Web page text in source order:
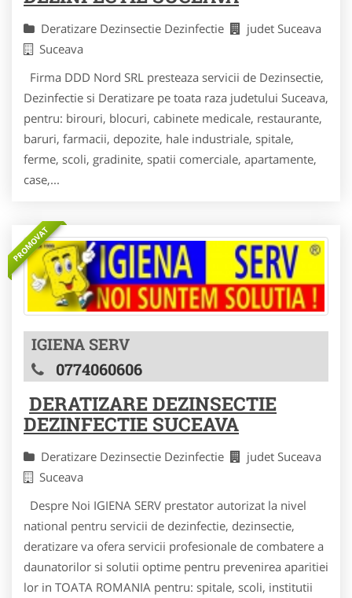
Deratizare Dezinsectie Dezinfectie
judet Suceava
Suceava
Firma DDD Nord SRL presteaza servicii de Dezinsectie,
Dezinfectie si Deratizare pe toata raza judetului Suceava,
pentru: birouri, blocuri, cabinete medicale, restaurante,
baruri, farmacii, depozite, hale industriale, spitale,
ferme, scoli, gradinite, spatii comerciale, apartamente,
case,...
PROMOVAT
IGIENA SERV
0774060606
DERATIZARE DEZINSECTIE
DEZINFECTIE SUCEAVA
Deratizare Dezinsectie Dezinfectie
judet Suceava
Suceava
Despre Noi IGIENA SERV prestator autorizat la nivel
national pentru servicii de dezinfectie, dezinsectie,
deratizare va ofera servicii profesionale de combatere a
daunatorilor si solutii optime pentru prevenirea aparitiei
lor in TOATA ROMANIA pentru: spitale, scoli, institutii